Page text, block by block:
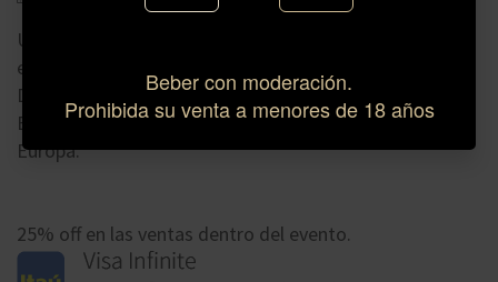
Un evento de degustación y venta de destacadas
etiquetas nacionales e internacionales en el salón Long
Drive del Club del Golf del Uruguay.
Bodegas participantes de Uruguay, Chile, Argentina y
Europa.
25% off en las ventas dentro del evento.
Beber con moderación.
Prohibida su venta a menores de 18 años